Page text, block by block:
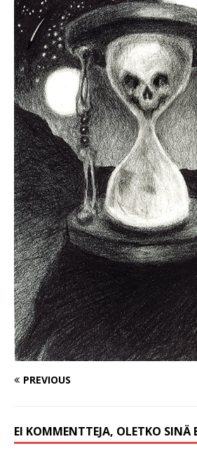
PREVIOUS
EI KOMMENTTEJA, OLETKO SINÄ